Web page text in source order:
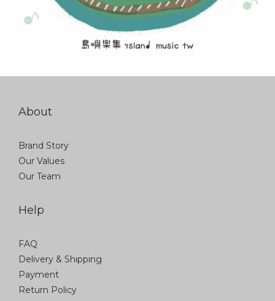
About
Brand Story
Our Values
Our Team
Help
FAQ
Delivery & Shipping
Payment
Return Policy